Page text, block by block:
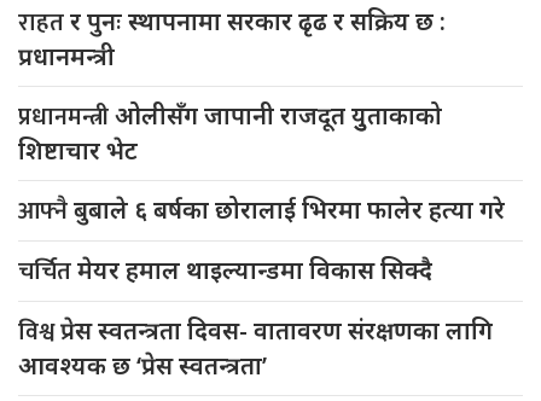
राहतर पुनः स्थापनामा सरकार ढृढ र सक्रिय छ :
प्रधानमन्त्री
प्रधानमन्त्रीओलीसँग जापानी राजदूत युुताकाको
शिष्टाचार भेट
आफ्नैबुबाले ६ बर्षका छोरालाई भिरमा फालेर हत्या गरे
चर्चितमेयर हमाल थाइल्यान्डमा विकास सिक्दै
विश्वप्रेस स्वतन्त्रता दिवस- वातावरण संरक्षणका लागि
आवश्यक छ ‘प्रेस स्वतन्त्रता’